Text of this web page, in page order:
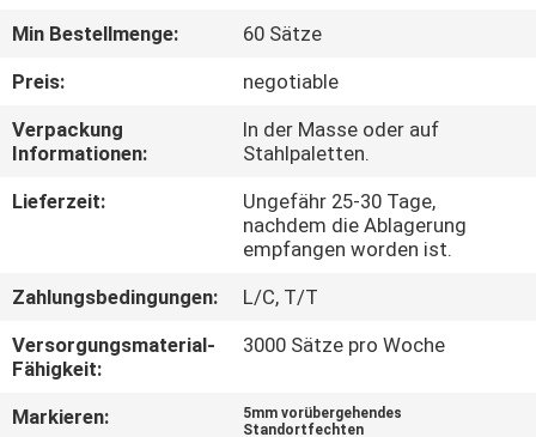
QUALITÄTSKONTROLLE
TRETEN
SIE
MIT
VERBINDUNG
FORDERN
Min Bestellmenge:
60 Sätze
Preis:
negotiable
Verpackung
Informationen:
In der Masse oder auf
Stahlpaletten.
Lieferzeit:
Ungefähr 25-30 Tage,
nachdem die Ablagerung
empfangen worden ist.
Zahlungsbedingungen:
L/C, T/T
Versorgungsmaterial-
Fähigkeit:
3000 Sätze pro Woche
Markieren:
5mm vorübergehendes
Standortfechten